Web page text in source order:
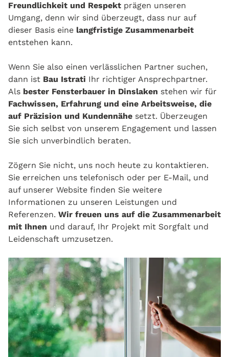
Freundlichkeit und Respekt prägen unseren
Umgang, denn wir sind überzeugt, dass nur auf
dieser Basis eine langfristige Zusammenarbeit
entstehen kann.
Wenn Sie also einen verlässlichen Partner suchen,
dann ist Bau Istrati Ihr richtiger Ansprechpartner.
Als bester Fensterbauer in Dinslaken stehen wir für
Fachwissen, Erfahrung und eine Arbeitsweise, die
auf Präzision und Kundennähe setzt. Überzeugen
Sie sich selbst von unserem Engagement und lassen
Sie sich unverbindlich beraten.
Zögern Sie nicht, uns noch heute zu kontaktieren.
Sie erreichen uns telefonisch oder per E-Mail, und
auf unserer Website finden Sie weitere
Informationen zu unseren Leistungen und
Referenzen. Wir freuen uns auf die Zusammenarbeit
mit Ihnen und darauf, Ihr Projekt mit Sorgfalt und
Leidenschaft umzusetzen.